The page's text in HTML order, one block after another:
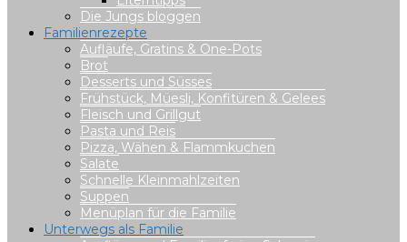
Die Jungs bloggen
Familienrezepte
Aufläufe, Gratins & One-Pots
Brot
Desserts und Süsses
Frühstück, Müesli, Konfitüren & Gelees
Fleisch und Grillgut
Pasta und Reis
Pizza, Wähen & Flammkuchen
Salate
Schnelle Kleinmahlzeiten
Suppen
Menüplan für die Familie
Unterwegs als Familie